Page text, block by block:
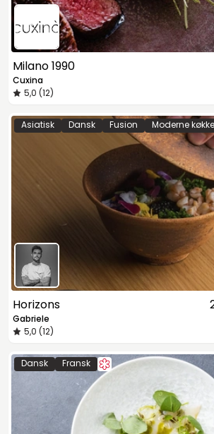
Milano 1990
Cuxina
5,0 (12)
Asiatisk Dansk Fusion Moderne
Horizons
Gabriele
5,0 (12)
Dansk Fransk